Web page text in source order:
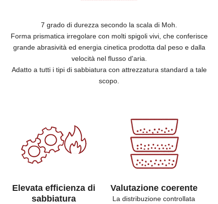
7 grado di durezza secondo la scala di Moh.
Forma prismatica irregolare con molti spigoli vivi, che conferisce
grande abrasività ed energia cinetica prodotta dal peso e dalla
velocità nel flusso d'aria.
Adatto a tutti i tipi di sabbiatura con attrezzatura standard a tale
scopo.
Elevata efficienza di
sabbiatura
Valutazione coerente
La distribuzione controllata